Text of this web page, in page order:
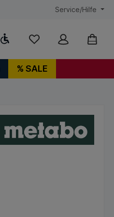
Service/Hilfe
Werkzeugleiste anzeigen
% SALE